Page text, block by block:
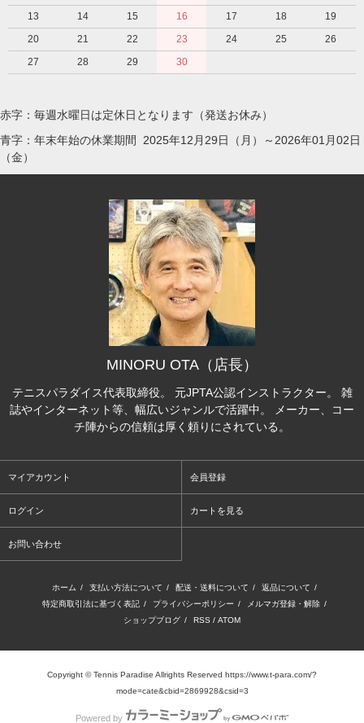
13
14 15 16 17 18
19
20
21 22 23 24 25
26
27
28 29 30
赤字：毎週水曜日は定休日となります（発送お休み）
青字：年末年始の休業期間 2025年12月29日（月）～2026年01月02日
（金）
MINORU OTA（店長）
テニスパラダイス代表取締役。 元JPTA公認インストラクター。 雑
誌やインターネット等、幅広いジャンルで活躍中。 メーカー、コー
チ陣からの信頼は厚く頼りにされている。
マイアカウント 会員登録
ログイン カートを見る
お問い合わせ
ホーム / 支払い方法について / 配送・送料について / 返品について /
特定商取引法に基づく表記 / プライバシーポリシー / メルマガ登録・解除 /
ショップブログ / RSS / ATOM
Copyright © Tennis Paradise Allrights Reserved https://www.t-para.com/?
mode=cate&cbid=2869928&csid=3
Powered by